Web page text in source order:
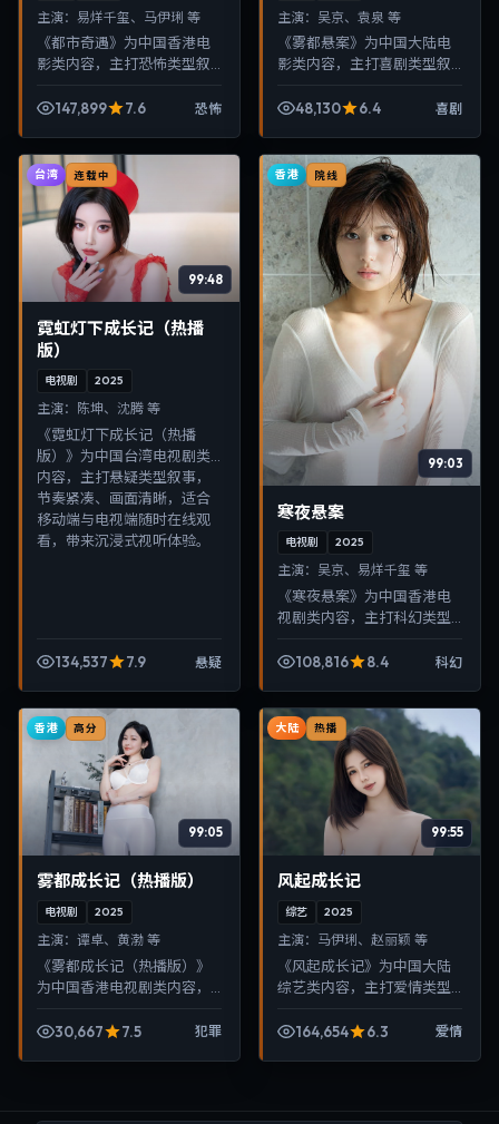
主演： 易烊千玺、马伊琍 等
《都市奇遇》为中国香港电
影类内容，主打恐怖类型叙
适合移动端与电视端随时在
147,899 7.6 恐怖
主演： 吴京、袁泉 等
《雾都悬案》为中国大陆电
影类内容，主打喜剧类型叙
适合移动端与电视端随时在
48,130 6.4 喜剧
台湾 连载中
99:48
霓虹灯下成长记（热播
版）
电视剧 2025
主演： 陈坤、沈腾 等
《霓虹灯下成长记（热播
版）》为中国台湾电视剧类
内容，主打悬疑类型叙事，
节奏紧凑、画面清晰，适合
移动端与电视端随时在线观
看，带来沉浸式视听体验。
134,537 7.9 悬疑
香港 院线
99:03
寒夜悬案
电视剧 2025
主演： 吴京、易烊千玺 等
《寒夜悬案》为中国香港电
视剧类内容，主打科幻类型
晰，适合移动端与电视端随
108,816 8.4 科幻
香港 高分
99:05
雾都成长记（热播版）
电视剧 2025
主演： 谭卓、黄渤 等
《雾都成长记（热播版）》
为中国香港电视剧类内容，
凑、画面清晰，适合移动端
30,667 7.5 犯罪
大陆 热播
99:55
风起成长记
综艺 2025
主演： 马伊琍、赵丽颖 等
《风起成长记》为中国大陆
综艺类内容，主打爱情类型
晰，适合移动端与电视端随
164,654 6.3 爱情